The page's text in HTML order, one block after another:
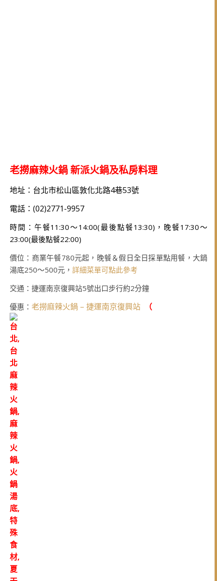
老撈麻辣火鍋 新派火鍋及私房料理
地址：台北市松山區敦化北路4巷53號
電話：(02)2771-9957
時間：午餐11:30～14:00(最後點餐13:30)，晚餐17:30～
23:00(最後點餐22:00)
價位：商業午餐780元起，晚餐＆假日全日採單點用餐，大鍋
湯底250～500元， 詳細菜單可點此參考
交通：捷運南京復興站5號出口步行約2分鐘
優惠： 老撈麻辣火鍋 – 捷運南京復興站 （